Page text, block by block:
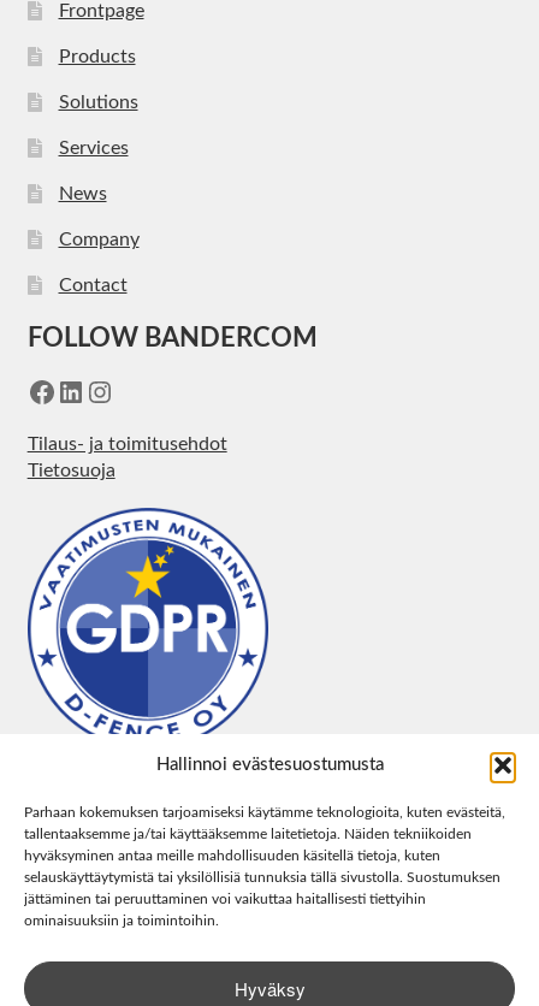
Hallinnoi evästesuostumusta
Parhaan kokemuksen tarjoamiseksi käytämme teknologioita, kuten evästeitä,
tallentaaksemme ja/tai käyttääksemme laitetietoja. Näiden tekniikoiden
hyväksyminen antaa meille mahdollisuuden käsitellä tietoja, kuten
selauskäyttäytymistä tai yksilöllisiä tunnuksia tällä sivustolla. Suostumuksen
jättäminen tai peruuttaminen voi vaikuttaa haitallisesti tiettyihin
ominaisuuksiin ja toimintoihin.
Hyväksy
Frontpage
Products
Solutions
Services
News
Company
Contact
FOLLOW BANDERCOM
Facebook
LinkedIn
Instagram
Tilaus- ja toimitusehdot
Tietosuoja